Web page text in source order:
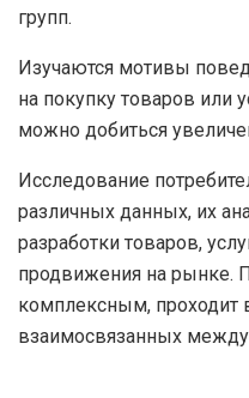
групп.
Изучаются мотивы
на покупку товаров или
можно добиться
Исследование
различных данных, их
разработки товаров,
продвижения на рынке.
комплексным, проходит
взаимосвязанных между